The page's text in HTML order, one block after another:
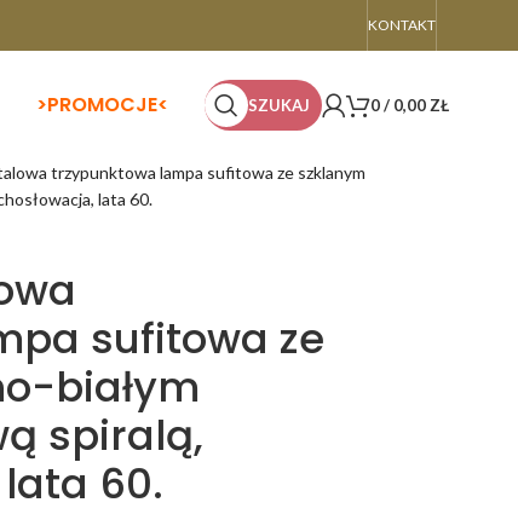
KONTAKT
>PROMOCJE< SZUKAJ 0/ 0,00 ZŁ
trzypunktowa lampa sufitowa ze szklanym
lata 60.
sufitowa ze
białym
spiralą,
60.